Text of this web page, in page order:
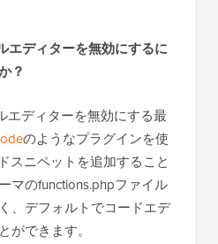
エディターを無効にするに
？
エディターを無効にする最
のようなプラグインを使
スニペットを追加すること
マのfunctions.phpファイル
、デフォルトでコードエデ
ができます。